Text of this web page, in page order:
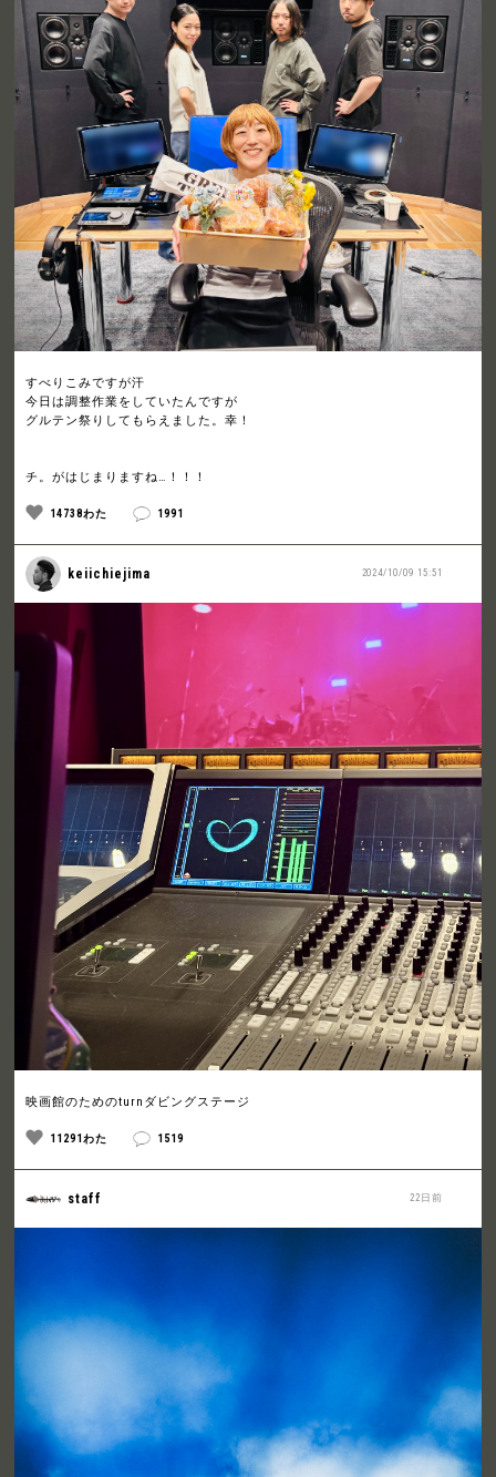
すべりこみですが汗
今日は調整作業をしていたんですが
グルテン祭りしてもらえました。幸！
チ。がはじまりますね…！！！
14738わた 1991
2024/10/09 15:51
keiichiejima
映画館のためのturnダビングステージ
11291わた 1519
22日前
staff